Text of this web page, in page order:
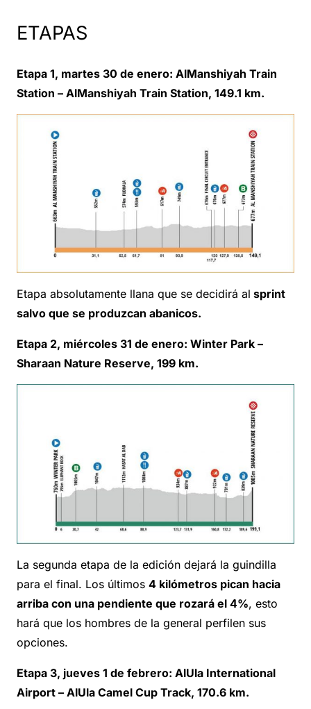
ETAPAS
Etapa 1, martes 30 de enero: AlManshiyah Train
Station – AlManshiyah Train Station, 149.1 km.
Etapa absolutamente llana que se decidirá al sprint
salvo que se produzcan abanicos.
Etapa 2, miércoles 31 de enero: Winter Park –
Sharaan Nature Reserve, 199 km.
La segunda etapa de la edición dejará la guindilla
para el final. Los últimos 4 kilómetros pican hacia
arriba con una pendiente que rozará el 4%, esto
hará que los hombres de la general perfilen sus
opciones.
Etapa 3, jueves 1 de febrero: AlUla International
Airport – AlUla Camel Cup Track, 170.6 km.